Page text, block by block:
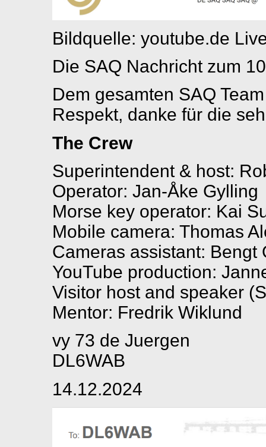
Bildquelle: youtube.de
Die SAQ Nachricht zum
Dem gesamten SAQ
Respekt, danke für die
The Crew
Superintendent & host:
Operator: Jan-Åke Gylling
Morse key operator: Kai
Mobile camera: Thomas
Cameras assistant: Bengt
YouTube production:
Visitor host and speaker
Mentor: Fredrik Wiklund
vy 73 de Juergen
DL6WAB
14.12.2024